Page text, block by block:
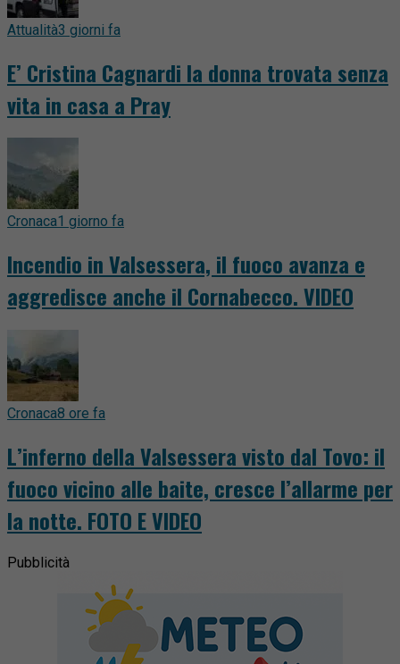
Attualità3 giorni fa
E’ Cristina Cagnardi la donna trovata senza
vita in casa a Pray
Cronaca1 giorno fa
Incendio in Valsessera, il fuoco avanza e
aggredisce anche il Cornabecco. VIDEO
Cronaca8 ore fa
L’inferno della Valsessera visto dal Tovo: il
fuoco vicino alle baite, cresce l’allarme per
la notte. FOTO E VIDEO
Pubblicità